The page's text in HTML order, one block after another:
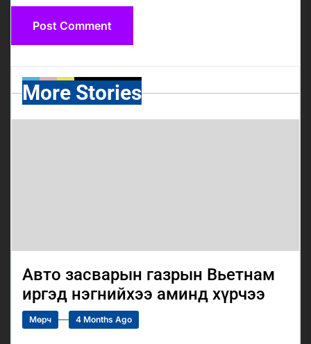
More Stories
Авто засварын газрын Вьетнам
иргэд нэгнийхээ аминд хүрчээ
Мөрч 4 Months Ago